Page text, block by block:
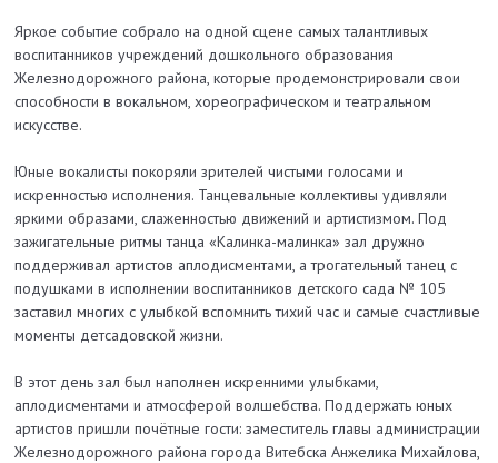
Яркое событие собрало на одной сцене самых талантливых
воспитанников учреждений дошкольного образования
Железнодорожного района, которые продемонстрировали свои
способности в вокальном, хореографическом и театральном
искусстве.
Юные вокалисты покоряли зрителей чистыми голосами и
искренностью исполнения. Танцевальные коллективы удивляли
яркими образами, слаженностью движений и артистизмом. Под
зажигательные ритмы танца «Калинка-малинка» зал дружно
поддерживал артистов аплодисментами, а трогательный танец с
подушками в исполнении воспитанников детского сада № 105
заставил многих с улыбкой вспомнить тихий час и самые счастливые
моменты детсадовской жизни.
В этот день зал был наполнен искренними улыбками,
аплодисментами и атмосферой волшебства. Поддержать юных
артистов пришли почётные гости: заместитель главы администрации
Железнодорожного района города Витебска Анжелика Михайлова,